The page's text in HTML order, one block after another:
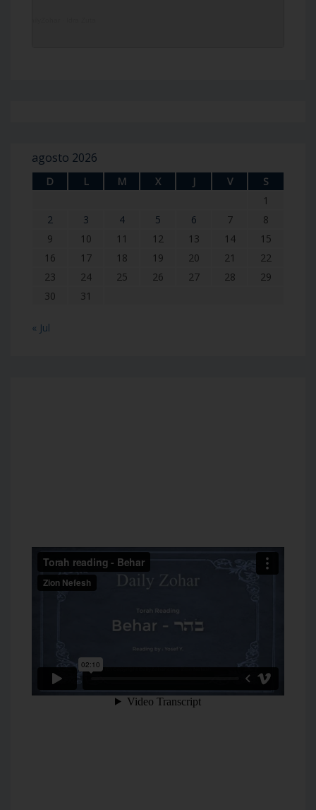
agosto 2026
D L M X J V
S
1
2
3 4 5 6 7
8
9
10 11 12 13 14
15
16
17 18 19 20 21
22
23
24 25 26 27 28
29
30
31
« Jul